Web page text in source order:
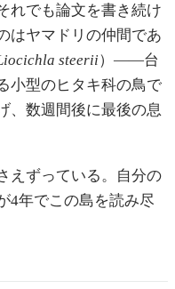
れでも論文を書き続け
はヤマドリの仲間であ
steerii）——台
小型のヒタキ科の鳥で
、数週間後に最後の息
えずっている。自分の
4年でこの島を読み尽